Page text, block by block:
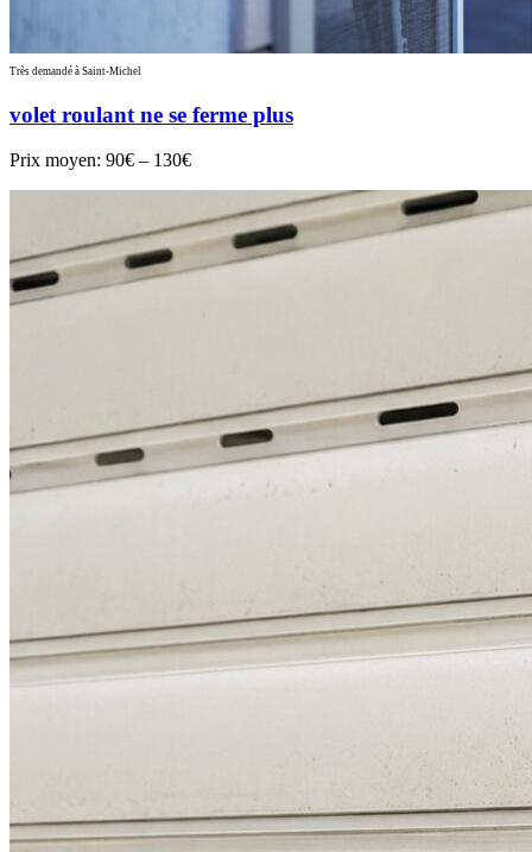
Très demandé à Saint-Michel
volet roulant ne se ferme plus
Prix moyen: 90€ – 130€